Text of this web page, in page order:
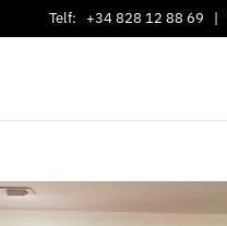
Telf: +34 828 12 88 69 |